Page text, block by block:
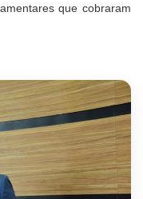
que cobraram